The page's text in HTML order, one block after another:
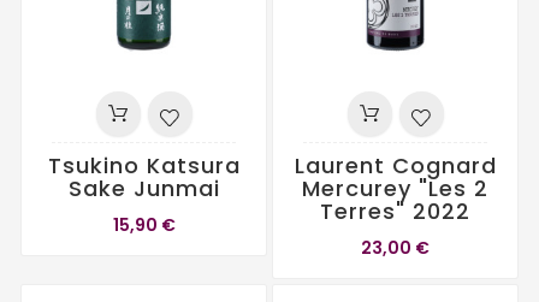
Tsukino Katsura
Sake Junmai
15,90 €
Laurent Cognard
Mercurey "Les 2
Terres" 2022
23,00 €